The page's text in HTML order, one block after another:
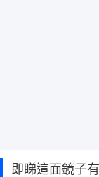
即睇這面鏡子